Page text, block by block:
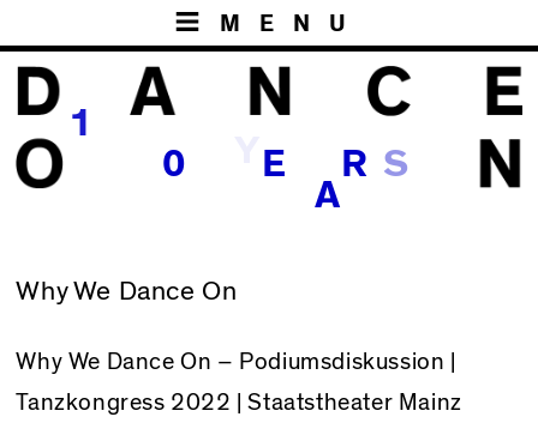
MENU
1
0 E
A
R
Why We Dance On
Why We Dance On – Podiumsdiskussion |
Tanzkongress 2022 | Staatstheater Mainz